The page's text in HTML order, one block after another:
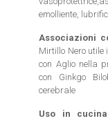
emolliente,
Associazioni
Mirtillo Nero
con Aglio nella
con Ginkgo
cerebrale
Uso in cucina